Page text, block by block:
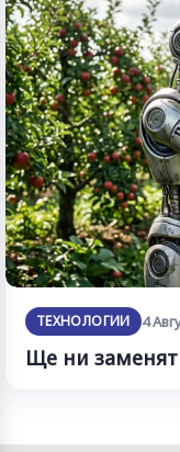
ТЕХНОЛОГИИ 4
Ще ни